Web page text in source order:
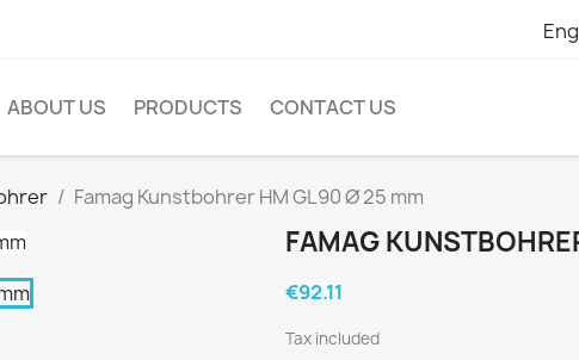
ABOUT US PRODUCTS CONTACT US
Famag Kunstbohrer HM GL90 Ø 25 mm
FAMAG
€92.11
Tax included